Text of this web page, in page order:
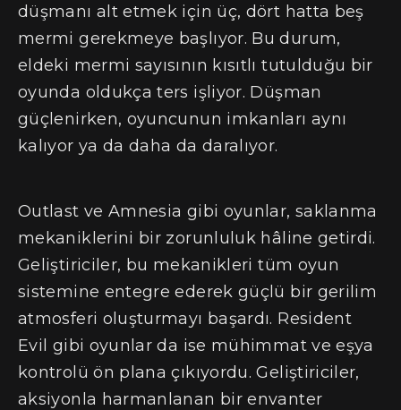
düşmanı alt etmek için üç, dört hatta beş
mermi gerekmeye başlıyor. Bu durum,
eldeki mermi sayısının kısıtlı tutulduğu bir
oyunda oldukça ters işliyor. Düşman
güçlenirken, oyuncunun imkanları aynı
kalıyor ya da daha da daralıyor.
Outlast ve Amnesia gibi oyunlar, saklanma
mekaniklerini bir zorunluluk hâline getirdi.
Geliştiriciler, bu mekanikleri tüm oyun
sistemine entegre ederek güçlü bir gerilim
atmosferi oluşturmayı başardı. Resident
Evil gibi oyunlar da ise mühimmat ve eşya
kontrolü ön plana çıkıyordu. Geliştiriciler,
aksiyonla harmanlanan bir envanter